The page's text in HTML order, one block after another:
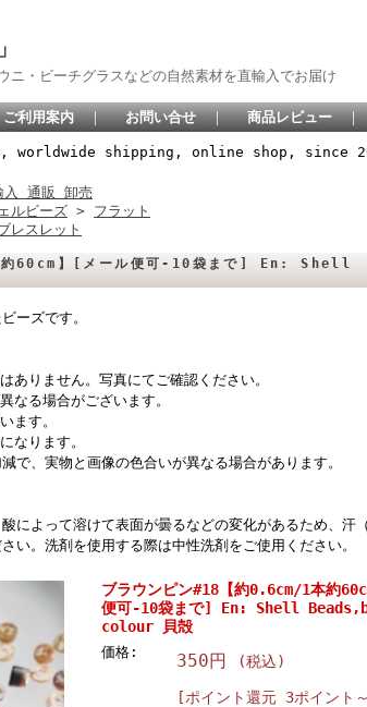
ニ・ビーチグラスなどの自然素材を直輸入でお届け
ご利用案内 ｜ お問い合せ ｜ 商品レビュー
shipping, online shop, since
入 通販 卸売
ルビーズ > フラット
レスレット
約60cm】[メール便可-10袋まで] En: Shell
ーズです。
りません。写真にてご確認ください。
なる場合がございます。
ます。
なります。
で、実物と画像の色合いが異なる場合があります。
によって溶けて表面が曇るなどの変化があるため、汗
い。洗剤を使用する際は中性洗剤をご使用ください。
ブラウンピン#18【約0.6cm/1本約
便可-10袋まで] En: Shell
colour 貝殻
価格: 350円 (税込)
[ポイント還元 3ポイント